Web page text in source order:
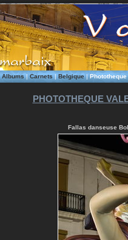
Albums| Carnets|Belgique|Phototheque
PHOTOTHEQUE
Fallas danseuse